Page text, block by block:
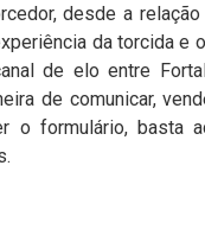
desde a
da torcida
de elo entre
de comunicar,
o formulário,